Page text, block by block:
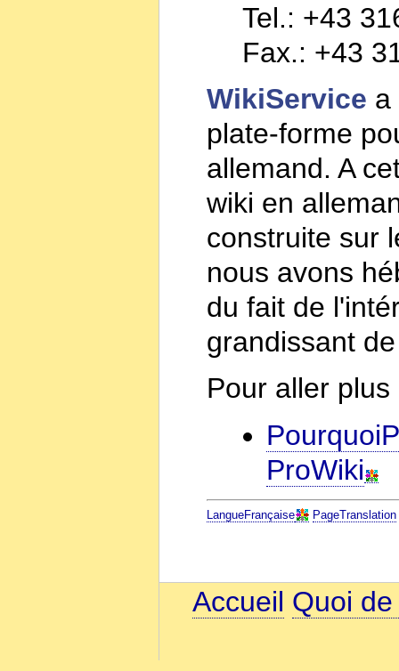
Tel.: +43
Fax.: +43
WikiService a
plate-forme
allemand. A
wiki en
construite sur
nous avons
du fait de
grandissant
Pour aller plus
ProWiki
LangueFrançaise PageTranslation
Accueil Quoi